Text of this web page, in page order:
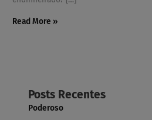
Read More »
Posts Recentes
Poderoso